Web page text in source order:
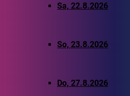
Sa, 22.8.2026
So, 23.8.2026
Do, 27.8.2026